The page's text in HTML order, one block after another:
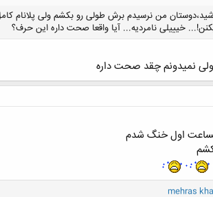
من نرسیدم برش طولی رو بکشم ولی پلانام
خیییلی نامردیه... آیا واقعا صحت داره این حرف؟
ولی نمیدونم چقد صحت داره
اول خنگ شدم
mehras